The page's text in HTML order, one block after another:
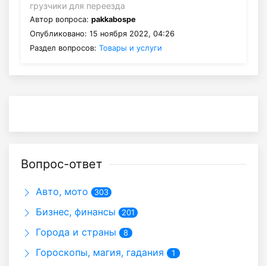
грузчики для переезда
Автор вопроса: pakkabospe
Опубликовано: 15 ноября 2022, 04:26
Раздел вопросов: Товары и услуги
Вопрос-ответ
Авто, мото 303
Бизнес, финансы 201
Города и страны 8
Гороскопы, магия, гадания 1